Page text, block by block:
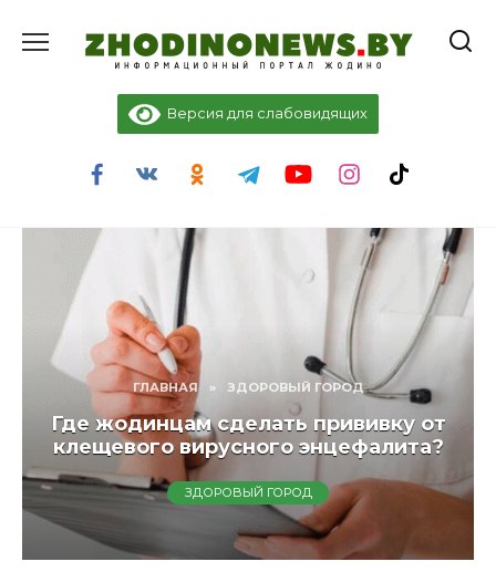
содержанию
Версия для слабовидящих
ГЛАВНАЯ » ЗДОРОВЫЙ ГОРОД
Где жодинцам сделать прививку от
клещевого вирусного энцефалита?
ЗДОРОВЫЙ ГОРОД